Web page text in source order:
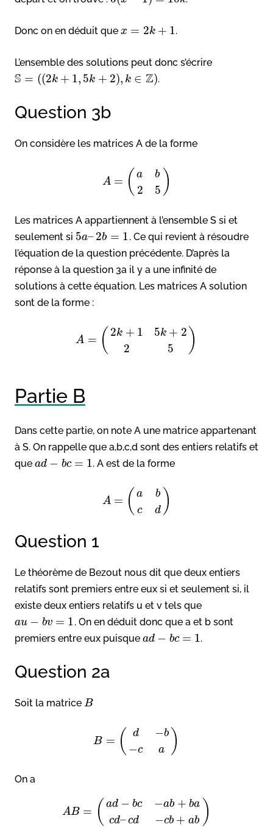
Donc on en déduit que x = 2k + 1.
L’ensemble des solutions peut donc s’écrire
S = ((2k + 1, 5k + 2), k ∈ Z).
Question 3b
On considère les matrices A de la forme
A = ( a
2
b
5 )
Les matrices A appartiennent à l’ensemble S si et
seulement si 5a–2b = 1. Ce qui revient à résoudre
l’équation de la question précédente. D’après la
réponse à la question 3a il y a une infinité de
solutions à cette équation. Les matrices A solution
sont de la forme :
A = ( 2k + 1
2
5k + 2
5
)
Partie B
Dans cette partie, on note A une matrice appartenant
à S. On rappelle que a,b,c,d sont des entiers relatifs et
que ad − bc = 1. A est de la forme
A = ( a
c
b
d )
Question 1
Le théorème de Bezout nous dit que deux entiers
relatifs sont premiers entre eux si et seulement si, il
existe deux entiers relatifs u et v tels que
au − bv = 1. On en déduit donc que a et b sont
premiers entre eux puisque ad − bc = 1.
Question 2a
Soit la matrice B
B = ( d
−c
−b
a
)
On a
AB = ( ad − bc
cd–cd
−ab + ba
−cb + ab )